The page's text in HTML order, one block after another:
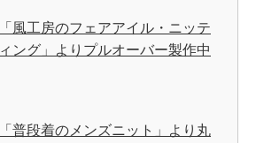
「風工房のフェアアイル・ニッテ
ィング」よりプルオーバー製作中
「普段着のメンズニット」より丸